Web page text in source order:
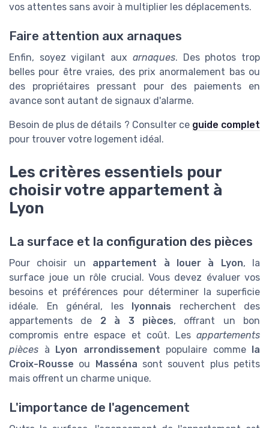
vos attentes sans avoir à multiplier les déplacements.
Faire attention aux arnaques
Enfin, soyez vigilant aux arnaques. Des photos trop
belles pour être vraies, des prix anormalement bas ou
des propriétaires pressant pour des paiements en
avance sont autant de signaux d'alarme.
Besoin de plus de détails ? Consulter ce guide complet
pour trouver votre logement idéal.
Les critères essentiels pour
choisir votre appartement à
Lyon
La surface et la configuration des pièces
Pour choisir un appartement à louer à Lyon, la
surface joue un rôle crucial. Vous devez évaluer vos
besoins et préférences pour déterminer la superficie
idéale. En général, les lyonnais recherchent des
appartements de 2 à 3 pièces, offrant un bon
compromis entre espace et coût. Les appartements
pièces à Lyon arrondissement populaire comme la
Croix-Rousse ou Masséna sont souvent plus petits
mais offrent un charme unique.
L'importance de l'agencement